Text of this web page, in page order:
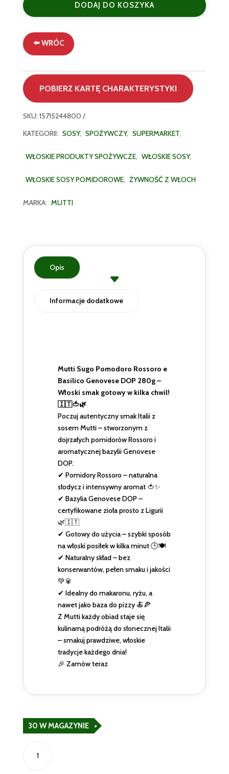
basilico
Mutti
280
g
DODAJ DO KOSZYKA
⬅️ WRÓC
POBIERZ KARTĘ CHARAKTERYSTYKI
SKU:15715244800
KATEGORII: SOSY, SPOŻYWCZY, SUPERMARKET,
WŁOSKIE PRODUKTY SPOŻYWCZE, WŁOSKIE SOSY,
WŁOSKIE SOSY POMIDOROWE, ŻYWNOŚĆ Z WŁOCH
MARKA: MUTTI
Opis
Informacje dodatkowe
Mutti Sugo Pomodoro Rossoro e
Basilico Genovese DOP 280g –
Włoski smak gotowy w kilka chwil!
🇮🇹🍅🌿
Poczuj autentyczny smak Italii z
sosem Mutti – stworzonym z
dojrzałych pomidorów Rossoro i
aromatycznej bazylii Genovese
DOP.
✔ Pomidory Rossoro – naturalna
słodycz i intensywny aromat 🍅✨
✔ Bazylia Genovese DOP –
certyfikowane zioła prosto z Ligurii
🌿🇮🇹
✔ Gotowy do użycia – szybki sposób
na włoski posiłek w kilka minut 🕒🍽️
✔ Naturalny skład – bez
konserwantów, pełen smaku i jakości
💚🥫
✔ Idealny do makaronu, ryżu, a
nawet jako baza do pizzy 🍝🍕
Z Mutti każdy obiad staje się
kulinarną podróżą do słonecznej Italii
– smakuj prawdziwe, włoskie
tradycje każdego dnia!
🎉 Zamów teraz
30 W MAGAZYNIE
Sugo